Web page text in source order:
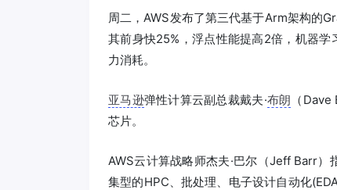
周二，AWS发布了第三代基于Arm架构的
其前身快25%，浮点性能提高2倍，机器
力消耗。
亚马逊弹性计算云副总裁戴夫·布朗 （
芯片。
AWS云计算战略师杰夫·巴尔（Jeff Barr
集型的HPC、批处理、电子设计自动化